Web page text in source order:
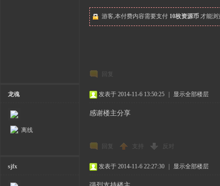
游客,本付费内容需要支付 10枚资源币 才能浏
回复
龙魂
离线
发表于 2014-11-6 13:50:25 显示全部楼层
感谢楼主分享
回复 支持 反对
sjfx 发表于 2014-11-6 22:27:30 显示全部楼层